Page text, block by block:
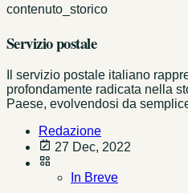
contenuto_storico
Servizio postale
Il servizio postale italiano
profondamente radicata nella
Paese, evolvendosi da
Redazione
27 Dec, 2022
In Breve